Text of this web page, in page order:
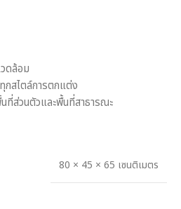
ดล้อม
กสไตล์การตกแต่ง
นที่ส่วนตัวและพื้นที่สาธารณะ
80 × 45 × 65 เซนติเมตร